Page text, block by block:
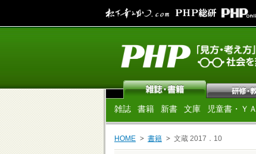
雑誌 書籍 新書 文庫 児童書・ＹＡ
HOME 書籍 文蔵 2017．10